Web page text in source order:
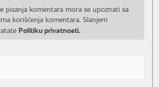
pisanja komentara mora se upoznati sa
korišćenja komentara. Slanjem
Politiku privatnosti.